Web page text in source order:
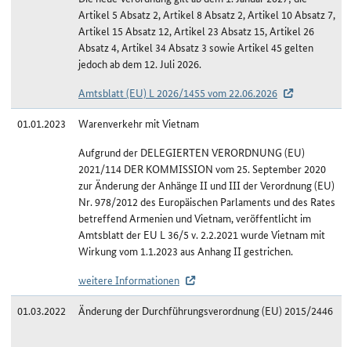
Artikel 5 Absatz 2, Artikel 8 Absatz 2, Artikel 10 Absatz 7,
Artikel 15 Absatz 12, Artikel 23 Absatz 15, Artikel 26
Absatz 4, Artikel 34 Absatz 3 sowie Artikel 45 gelten
jedoch ab dem 12. Juli 2026.
Amtsblatt (EU) L 2026/1455 vom 22.06.2026
01.01.2023
Warenverkehr mit Vietnam
Aufgrund der DELEGIERTEN VERORDNUNG (EU)
2021/114 DER KOMMISSION vom 25. September 2020
zur Änderung der Anhänge II und III der Verordnung (EU)
Nr. 978/2012 des Europäischen Parlaments und des Rates
betreffend Armenien und Vietnam, veröffentlicht im
Amtsblatt der EU L 36/5 v. 2.2.2021 wurde Vietnam mit
Wirkung vom 1.1.2023 aus Anhang II gestrichen.
weitere Informationen
01.03.2022
Änderung der Durchführungsverordnung (EU) 2015/2446